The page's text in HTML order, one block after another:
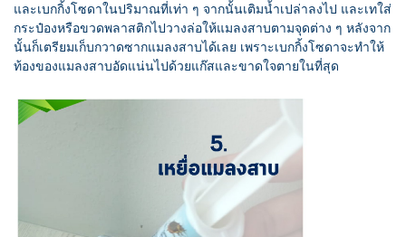
และเบกกิ้งโซดาในปริมาณที่เท่า ๆ จากนั้นเติมน้ำเปล่าลงไป และเทใส่
กระป๋องหรือขวดพลาสติกไปวางล่อให้แมลงสาบตามจุดต่าง ๆ หลังจาก
นั้นก็เตรียมเก็บกวาดซากแมลงสาบได้เลย เพราะเบกกิ้งโซดาจะทำให้
ท้องของแมลงสาบอัดแน่นไปด้วยแก๊สและขาดใจตายในที่สุด